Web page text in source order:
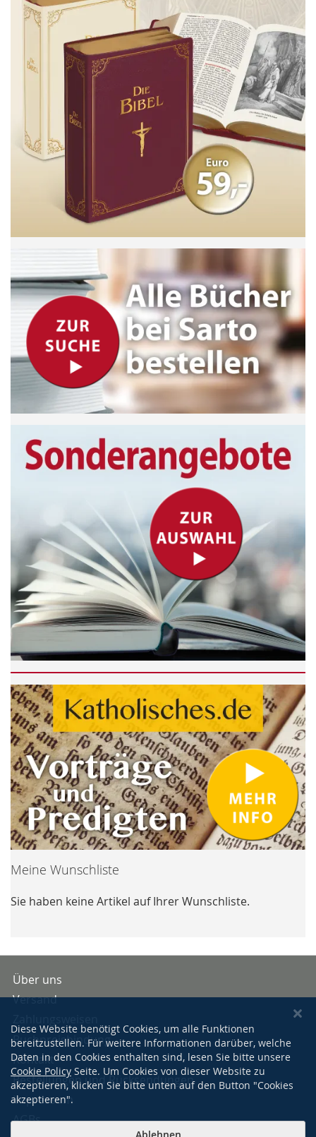
Meine Wunschliste
Sie haben keine Artikel auf Ihrer Wunschliste.
Über uns
Versand
Buchpreisbindung
Kontakt
Bestellungen und Rücksendungen
Impressum
AGBs
Diese Website benötigt Cookies, um alle Funktionen
bereitzustellen. Für weitere Informationen darüber, welche
Daten in den Cookies enthalten sind, lesen Sie bitte unsere
Cookie Policy Seite. Um Cookies von dieser Website zu
akzeptieren, klicken Sie bitte unten auf den Button "Cookies
akzeptieren".